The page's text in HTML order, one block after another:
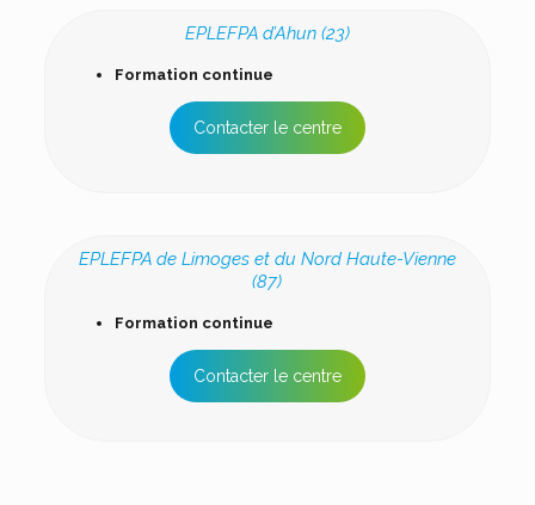
EPLEFPA d’Ahun (23)
Formation continue
Contacter le centre
EPLEFPA de Limoges et du Nord Haute-Vienne
(87)
Formation continue
Contacter le centre